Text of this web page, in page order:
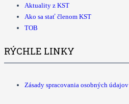
Aktuality z KST
Ako sa stať členom KST
TOB
RÝCHLE LINKY
Zásady spracovania osobných údajov